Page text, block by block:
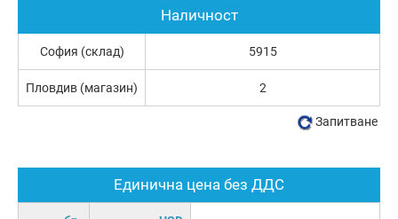
Единична цена без ДДС
Наличност
София (склад) 5915
Пловдив (магазин) 2
Запитване